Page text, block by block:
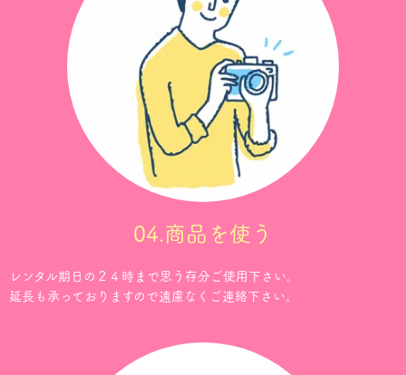
04.商品を使う
レンタル期日の２４時まで思う存分ご使用下さい。
延長も承っておりますので遠慮なくご連絡下さい。